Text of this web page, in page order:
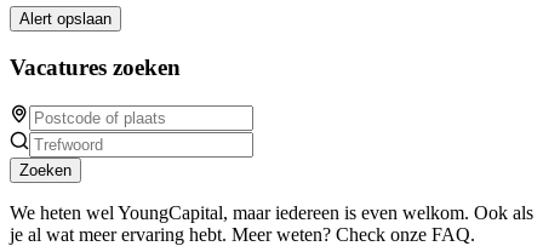
Alert opslaan
Vacatures zoeken
Zoeken
We heten wel YoungCapital, maar iedereen is even welkom. Ook als
je al wat meer ervaring hebt. Meer weten? Check onze FAQ.